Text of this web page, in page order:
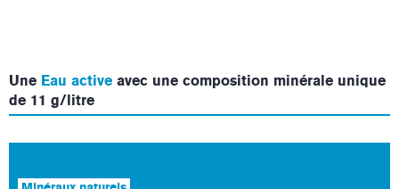
Une Eau active avec une composition minérale unique
de 11 g/litre